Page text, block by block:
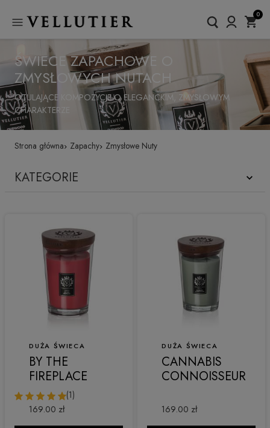
0
ŚWIECE ZAPACHOWE O
ZMYSŁOWYCH NUTACH
OTULAJĄCE KOMPOZYCJE O ELEGANCKIM, ZMYSŁOWYM
CHARAKTERZE
Strona główna Zapachy Zmysłowe Nuty
KATEGORIE
DUŻA ŚWIECA
BY THE
FIREPLACE
(1)
169.00 zł
DUŻA ŚWIECA
CANNABIS
CONNOISSEUR
169.00 zł